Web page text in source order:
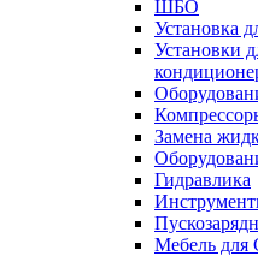
ШБО
Установка
Установки
Замена
Гидравлика
Мебель